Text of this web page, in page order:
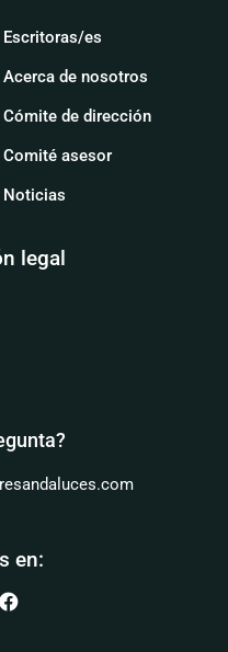
Escritoras/es
Acerca de nosotros
Cómite de dirección
Comité asesor
Noticias
legal
en: